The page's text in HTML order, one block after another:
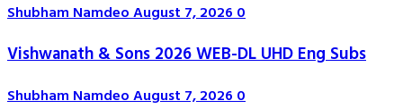
Shubham NamdeoAugust 7, 20260
Vishwanath & Sons 2026 WEB-DL UHD Eng Subs
Shubham NamdeoAugust 7, 20260